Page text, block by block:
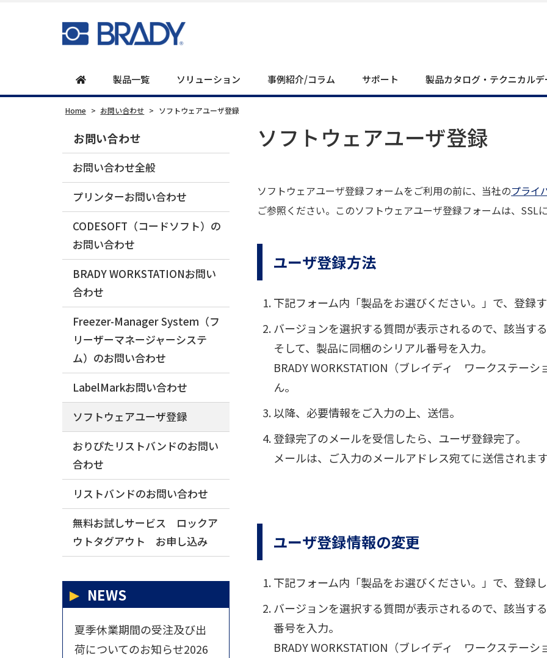
製品一覧 ソリューション 事例紹介/コラム サポート 製品カタログ・テクニカル
Home > お問い合わせ > ソフトウェアユーザ登録
ソフトウェアユーザ登録
ソフトウェアユーザ登録フォームをご利用の前に、当社のプライ
ご参照ください。このソフトウェアユーザ登録フォームは、SSL
ユーザ登録方法
下記フォーム内「製品をお選びください。」で、登録
バージョンを選択する質問が表示されるので、該当す
そして、製品に同梱のシリアル番号を入力。
BRADY WORKSTATION（ブレイディ ワークステー
ん。
以降、必要情報をご入力の上、送信。
登録完了のメールを受信したら、ユーザ登録完了。
メールは、ご入力のメールアドレス宛てに送信されま
ユーザ登録情報の変更
下記フォーム内「製品をお選びください。」で、登録
バージョンを選択する質問が表示されるので、該当す
番号を入力。
BRADY WORKSTATION（ブレイディ ワークステー
お問い合わせ
お問い合わせ全般
プリンターお問い合わせ
CODESOFT（コードソフト）の
お問い合わせ
BRADY WORKSTATIONお問い
合わせ
Freezer-Manager System（フ
リーザーマネージャーシステ
ム）のお問い合わせ
LabelMarkお問い合わせ
ソフトウェアユーザ登録
おりぴたリストバンドのお問い
合わせ
リストバンドのお問い合わせ
無料お試しサービス ロックア
ウトタグアウト お申し込み
NEWS
夏季休業期間の受注及び出
荷についてのお知らせ2026